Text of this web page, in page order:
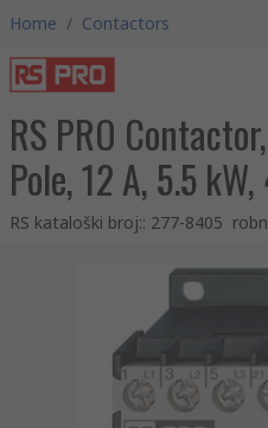
Home / Contactors
RS PRO
Pole, 12 A, 5.5
RS kataloški broj:: 277-8405